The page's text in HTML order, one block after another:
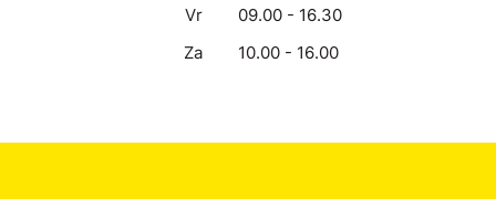
Vr
09.00 - 16.30
Za
10.00 - 16.00